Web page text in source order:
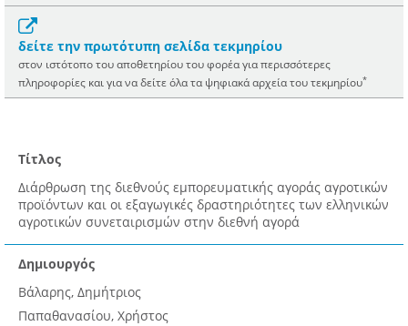
δείτε την πρωτότυπη σελίδα τεκμηρίου
στον ιστότοπο του αποθετηρίου του φορέα για περισσότερες
πληροφορίες και για να δείτε όλα τα ψηφιακά αρχεία του τεκμηρίου*
Τίτλος
Διάρθρωση της διεθνούς εμπορευματικής αγοράς αγροτικών
προϊόντων και οι εξαγωγικές δραστηριότητες των ελληνικών
αγροτικών συνεταιρισμών στην διεθνή αγορά
Δημιουργός
Βάλαρης, Δημήτριος
Παπαθανασίου, Χρήστος